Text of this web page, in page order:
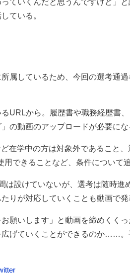
ている。
属しているため、今回の選考通
URLから。履歴書や職務経歴書
の動画のアップロードが必要にな
在学中の方は対象外であること
できることなど、条件について
は設けていないが、選考は随時進
りが対応していくことも動画で発
願いします」と動画を締めくく
げていくことができるのか……。